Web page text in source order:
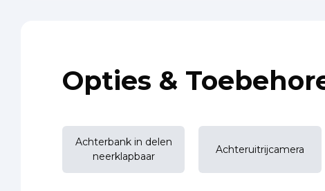
Opties &
Achterbank in delen
neerklapbaar
Achteruitrijcamera